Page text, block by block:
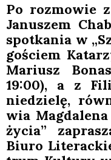
Po roz­mo­wie
Janu­szem
spo­tka­nia w
gościem
Mariusz
19:00), a z
nie­dzie­lę,
wia
życia”
Biu­ro